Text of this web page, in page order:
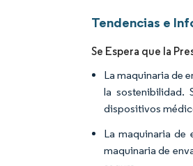
Tendencias e
Se Espera que la
La maquinaria de
la sostenibilidad.
dispositivos
La maquinaria de
maquinaria de